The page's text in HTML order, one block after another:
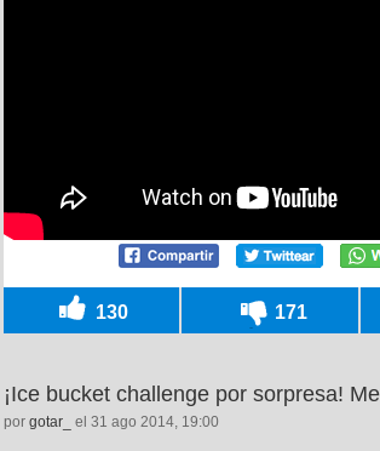
130 171
¡Ice bucket challenge por sorpresa!
por gotar_ el 31 ago 2014, 19:00